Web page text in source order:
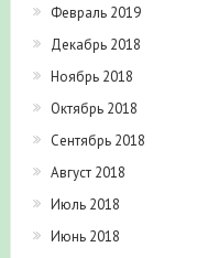
Февраль 2019
Декабрь 2018
Ноябрь 2018
Октябрь 2018
Сентябрь 2018
Август 2018
Июль 2018
Июнь 2018